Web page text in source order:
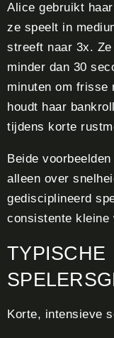
Alice gebruikt
ze speelt in
streeft naar 3x.
minder dan 30
minuten om
houdt haar
tijdens korte
Beide
alleen over
gedisciplineerd
consistente kleine
TYPISCHE
Korte, intensieve